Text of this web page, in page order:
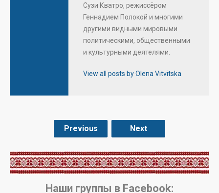
Сузи Кватро, режиссёром
Геннадием Полокой и многими
другими видными мировыми
политическими, общественными
и культурными деятелями.
View all posts by Olena Vitvitska
Previous Next
.
Наши группы в Facebook: